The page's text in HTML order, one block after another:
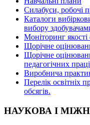
Силабуси, робочі
Каталоги
вибору
Моніторинг якості
Щорічне
Щорічне
педагогічних
Виробнича
Перелік освітніх
oбсягів.
НАУКОВА І